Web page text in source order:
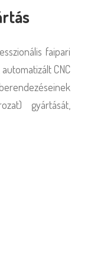
faipari
CNC
gyártását,